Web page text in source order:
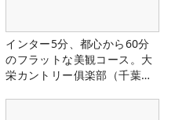
インター5分、都心から60分
のフラットな美観コース。大
栄カントリー俱楽部（千葉